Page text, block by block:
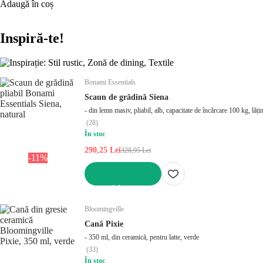
Adaugă în coș
Inspiră-te!
-11%
Bonami Essentials
Scaun de grădină Siena
- din lemn masiv, pliabil, alb, capacitate de încărcare 100 kg,
(28)
În stoc
290,25 Lei328,95 Lei
Bloomingville
Cană Pixie
- 350 ml, din ceramică, pentru latte, verde
(33)
În stoc